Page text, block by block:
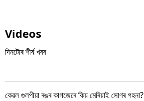
Videos
দিনটোৰ শীৰ্ষ খবৰ
কেৱল গুলপীয়া ৰঙৰ কাগজেৰে কিয় মেৰিয়াই সোণৰ গহনা?